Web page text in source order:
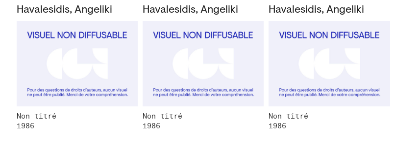
Havalesidis, Angeliki
Non titré
1986
Havalesidis, Angeliki
Non titré
1986
Havalesidis, Angeliki
Non titré
1986